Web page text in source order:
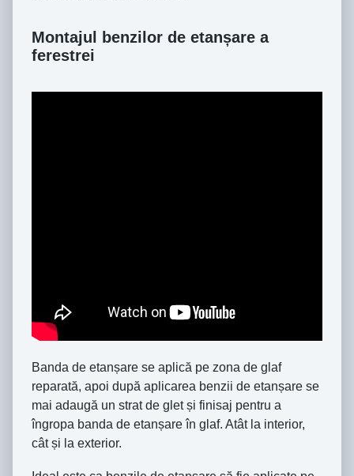
Montajul benzilor de etanșare a
ferestrei
Banda de etanșare se aplică pe zona de glaf
reparată, apoi după aplicarea benzii de etanșare se
mai adaugă un strat de glet și finisaj pentru a
îngropa banda de etanșare în glaf. Atât la interior,
cât și la exterior.